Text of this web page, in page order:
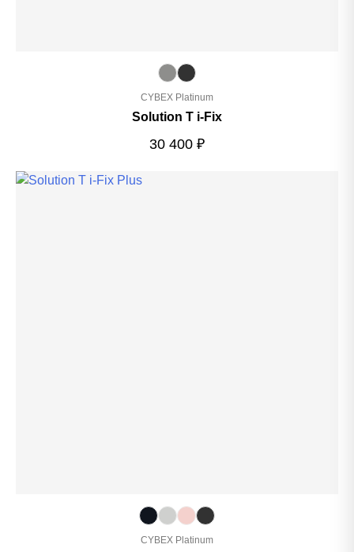
CYBEX Platinum
Solution T i-Fix
30 400 ₽
CYBEX Platinum